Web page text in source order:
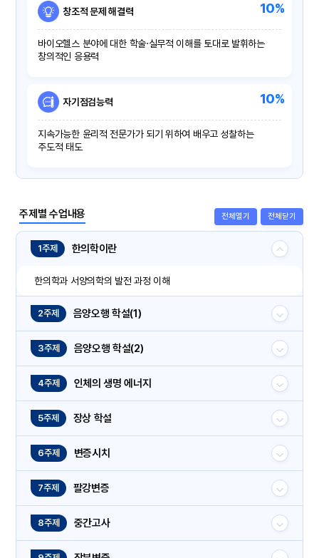
창조적 문제 해결력
바이오헬스 분야에 대한 학술·실무적 이해를 토대로 발휘하는
창의적인 응용력
10%
자기점검능력
지속가능한 윤리적 전문가가 되기 위하여 배우고 성찰하는
주도적 태도
10%
주제별 수업내용 전체열기 전체닫기
1주제 한의학이란
한의학과 서양의학의 발전 과정 이해
2주제 음양오행 학설(1)
3주제 음양오행 학설(2)
4주제 인체의 생명 에너지
5주제 장상 학설
6주제 변증시치
7주제 팔강변증
8주제 중간고사